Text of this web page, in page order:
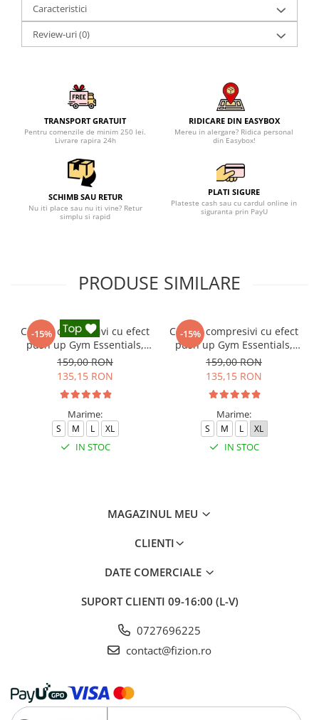
Caracteristici
Review-uri(0)
TRANSPORT GRATUIT
Pentru comenzile de minim 250 lei.
Livrare rapira 24h
RIDICARE DIN EASYBOX
Mereu in alergare? Ridica personal
din Easybox!
SCHIMB SAU RETUR
Nu iti place sau nu iti vine? Retur
simplu si rapid
PLATI SIGURE
Plateste cash sau cu cardul online in
siguranta prin PayU
PRODUSE SIMILARE
-15%
Colanti compresivi cu efect
push up Gym Essentials,
Negru
159,00 RON
135,15 RON
Marime:
S M L XL
IN STOC
-15%
Colanti compresivi cu efect
push up Gym Essentials,
Verde
159,00 RON
135,15 RON
Marime:
S M L XL
IN STOC
MAGAZINUL MEU
CLIENTI
DATE COMERCIALE
SUPORT CLIENTI 09-16:00 (L-V)
0727696225
contact@fizion.ro